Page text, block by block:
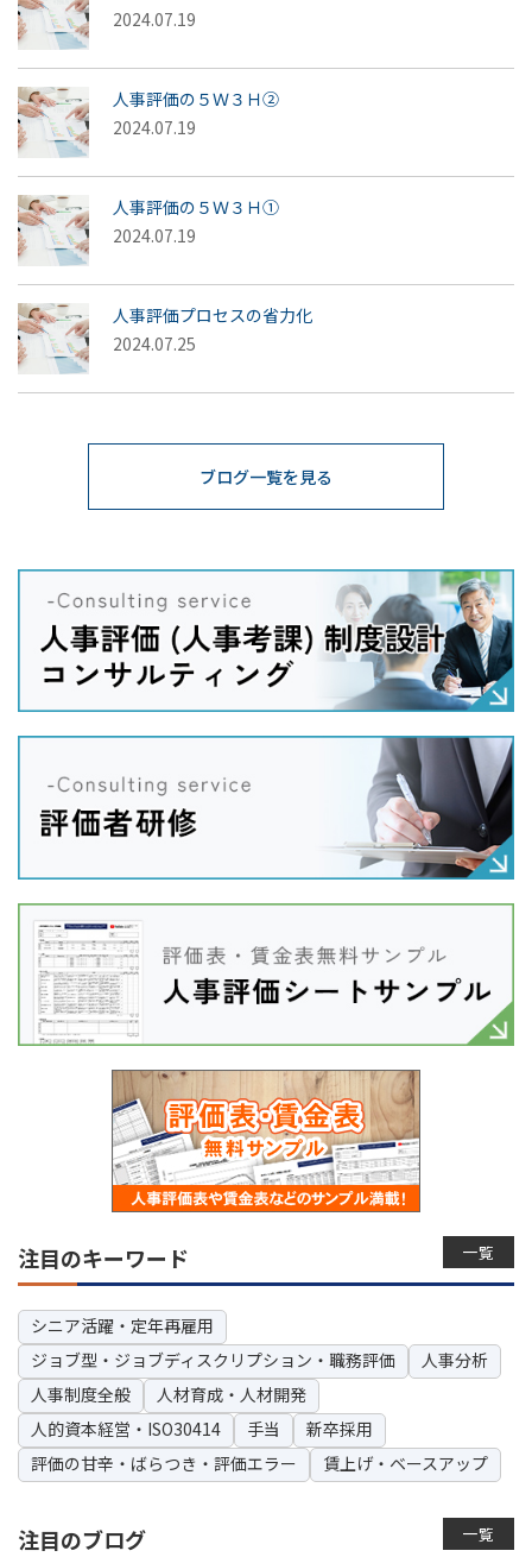
2024.07.19
人事評価の５Ｗ３Ｈ②
2024.07.19
人事評価の５Ｗ３Ｈ①
2024.07.19
人事評価プロセスの省力化
2024.07.25
ブログ一覧を見る
一覧
注目のキーワード
シニア活躍・定年再雇用
ジョブ型・ジョブディスクリプション・職務評価
人事分析
人事制度全般
人材育成・人材開発
人的資本経営・ISO30414
手当
新卒採用
評価の甘辛・ばらつき・評価エラー
賃上げ・ベースアップ
一覧
注目のブログ